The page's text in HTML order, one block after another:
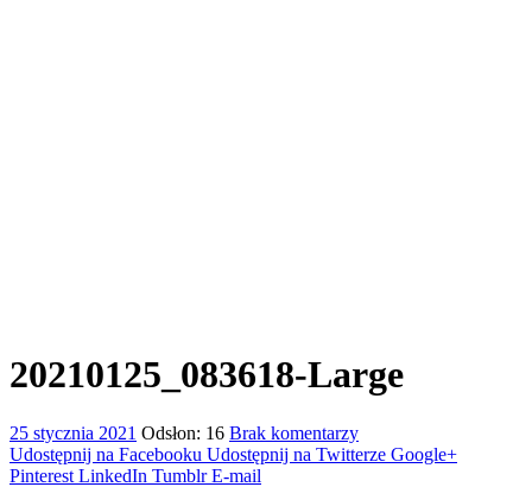
20210125_083618-Large
25 stycznia 2021 Odsłon: 16 Brak komentarzy
Udostępnij na Facebooku Udostępnij na Twitterze Google+
Pinterest LinkedIn Tumblr E-mail